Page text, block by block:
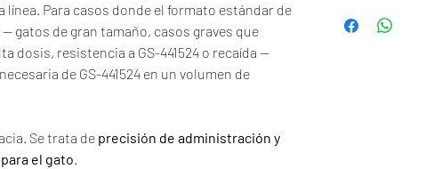
Para casos donde el formato estándar de
gatos de gran tamaño, casos graves que
dosis, resistencia a GS-441524 o recaída —
de GS-441524 en un volumen de
Se trata de precisión de administración y
el gato.
PIF Húmedo 6mg/